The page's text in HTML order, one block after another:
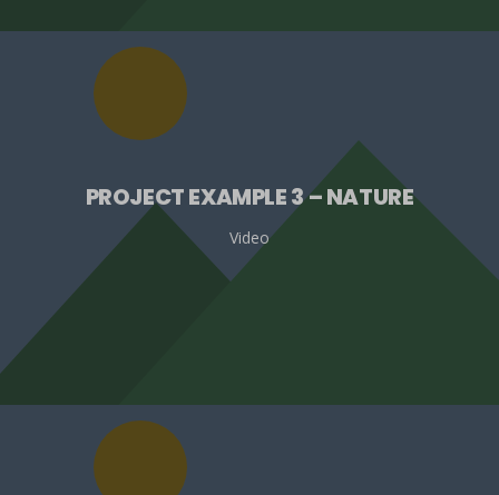
PROJECT EXAMPLE 3 – NATURE
Video